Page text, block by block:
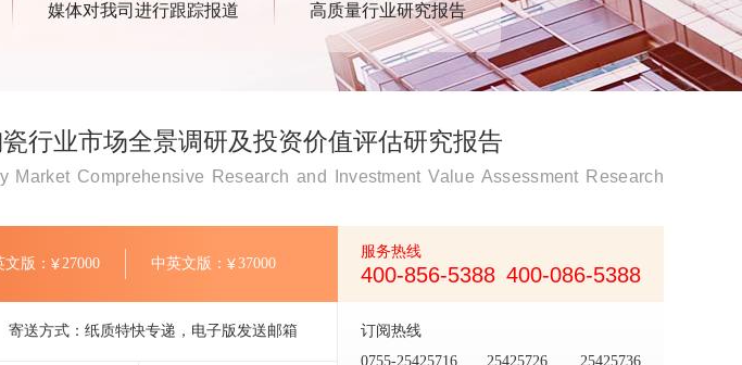
媒体对我司进行跟踪报道 高质量行业研究报告
行业市场全景调研及投资价值评估研究报告
Market Comprehensive Research and Investment Value Assessment Research
文版： ¥27000 中英文版： ¥37000
寄送方式： 纸质特快专递，电子版发送邮箱
服务热线
400-856-5388 400-086-5388
订阅热线
0755-25425716
25425726
25425736